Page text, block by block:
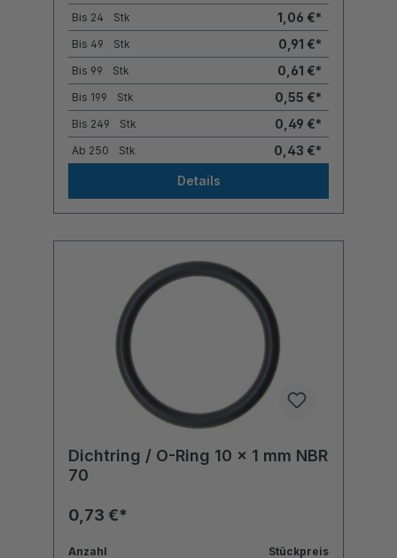
Bis 24 Stk 1,06 €*
Bis 49 Stk 0,91 €*
Bis 99 Stk 0,61 €*
Bis 199 Stk 0,55 €*
Bis 249 Stk 0,49 €*
Ab 250 Stk
0,43 €*
Details
Dichtring / O-Ring 10 x 1 mm NBR
70
0,73 €*
Anzahl
Stückpreis